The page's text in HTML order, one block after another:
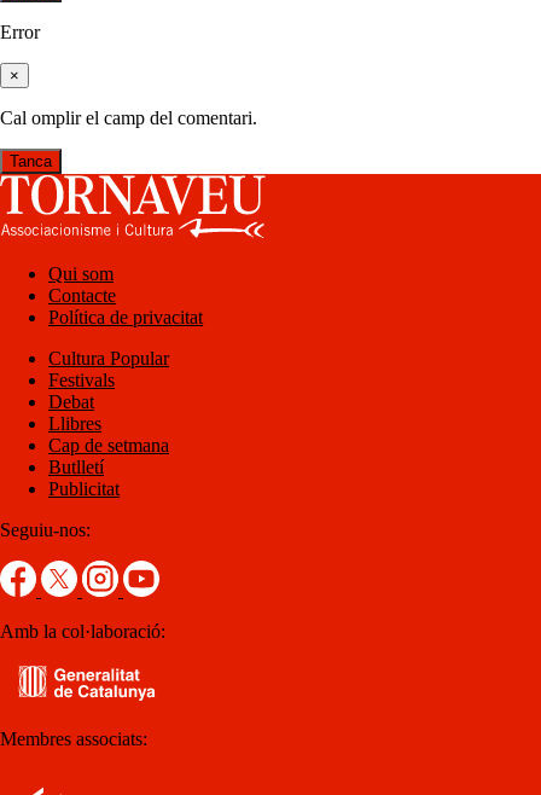
Error
×
Cal omplir el camp del comentari.
Tanca
Qui som
Contacte
Política de privacitat
Cultura Popular
Festivals
Debat
Llibres
Cap de setmana
Butlletí
Publicitat
Seguiu-nos:
Amb la col·laboració:
Membres associats: